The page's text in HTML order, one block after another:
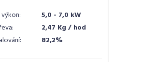
5,0 - 7,0 kW
2,47 Kg / hod
82,2%